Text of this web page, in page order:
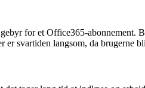
for et Office365-abonnement.
svartiden langsom, da brugerne